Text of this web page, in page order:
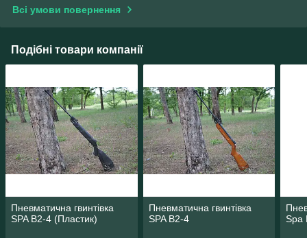
Всі умови повернення
Подібні товари компанії
Пневматична гвинтівка
SPA B2-4 (Пластик)
Пневматична гвинтівка
SPA B2-4
Spa